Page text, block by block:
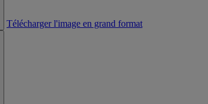
Télécharger l'image en grand format